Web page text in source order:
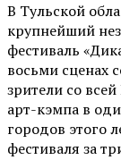
В Тульской
крупнейший
фестиваль
восьми сценах
зрители со
арт-кэмпа в
городов этого
фестиваля за